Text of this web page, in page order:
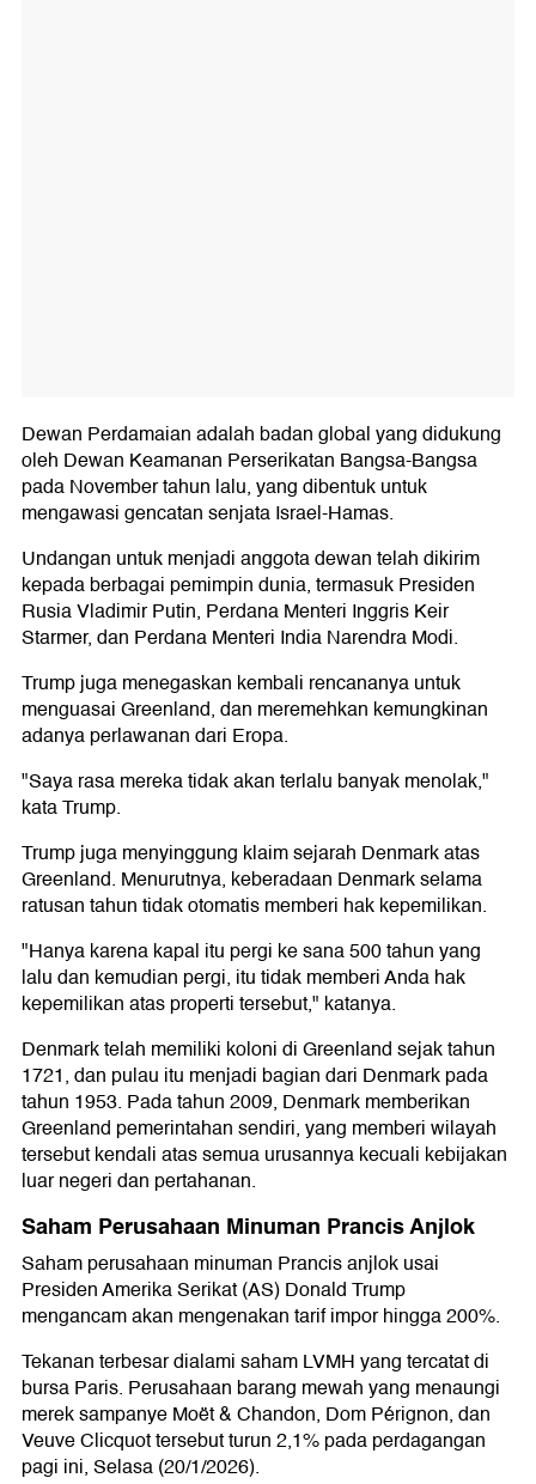
Dewan Perdamaian adalah badan global yang didukung
oleh Dewan Keamanan Perserikatan Bangsa-Bangsa
pada November tahun lalu, yang dibentuk untuk
mengawasi gencatan senjata Israel-Hamas.
Undangan untuk menjadi anggota dewan telah dikirim
kepada berbagai pemimpin dunia, termasuk Presiden
Rusia Vladimir Putin, Perdana Menteri Inggris Keir
Starmer, dan Perdana Menteri India Narendra Modi.
Trump juga menegaskan kembali rencananya untuk
menguasai Greenland, dan meremehkan kemungkinan
adanya perlawanan dari Eropa.
"Saya rasa mereka tidak akan terlalu banyak menolak,"
kata Trump.
Trump juga menyinggung klaim sejarah Denmark atas
Greenland. Menurutnya, keberadaan Denmark selama
ratusan tahun tidak otomatis memberi hak kepemilikan.
"Hanya karena kapal itu pergi ke sana 500 tahun yang
lalu dan kemudian pergi, itu tidak memberi Anda hak
kepemilikan atas properti tersebut," katanya.
Denmark telah memiliki koloni di Greenland sejak tahun
1721, dan pulau itu menjadi bagian dari Denmark pada
tahun 1953. Pada tahun 2009, Denmark memberikan
Greenland pemerintahan sendiri, yang memberi wilayah
tersebut kendali atas semua urusannya kecuali kebijakan
luar negeri dan pertahanan.
Saham Perusahaan Minuman Prancis Anjlok
Saham perusahaan minuman Prancis anjlok usai
Presiden Amerika Serikat (AS) Donald Trump
mengancam akan mengenakan tarif impor hingga 200%.
Tekanan terbesar dialami saham LVMH yang tercatat di
bursa Paris. Perusahaan barang mewah yang menaungi
merek sampanye Moët & Chandon, Dom Pérignon, dan
Veuve Clicquot tersebut turun 2,1% pada perdagangan
pagi ini, Selasa (20/1/2026).